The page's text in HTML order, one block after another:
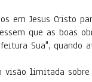
em Jesus Cristo
que as boas
Sua",
visão limitada